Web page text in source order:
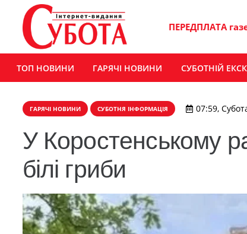
ПЕРЕДПЛАТА
ТОП НОВИНИ ГАРЯЧІ НОВИНИ СУБОТНІЙ
ГАРЯЧІ НОВИНИ СУБОТНЯ ІНФОРМАЦІЯ 07:59,
У Коростенському
білі гриби